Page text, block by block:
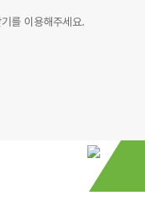
를 이용해주세요.